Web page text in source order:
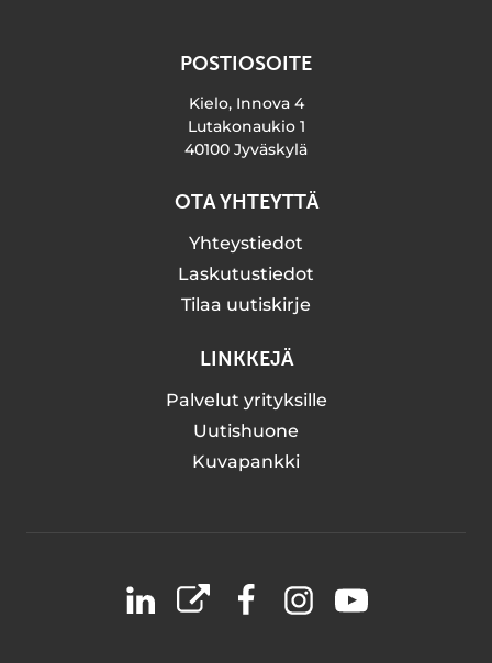
POSTIOSOITE
Kielo, Innova 4
Lutakonaukio 1
40100 Jyväskylä
OTA YHTEYTTÄ
Yhteystiedot
Laskutustiedot
Tilaa uutiskirje
LINKKEJÄ
Palvelut yrityksille
Uutishuone
Kuvapankki
LinkedIn
X FacebookInstagramYouTube